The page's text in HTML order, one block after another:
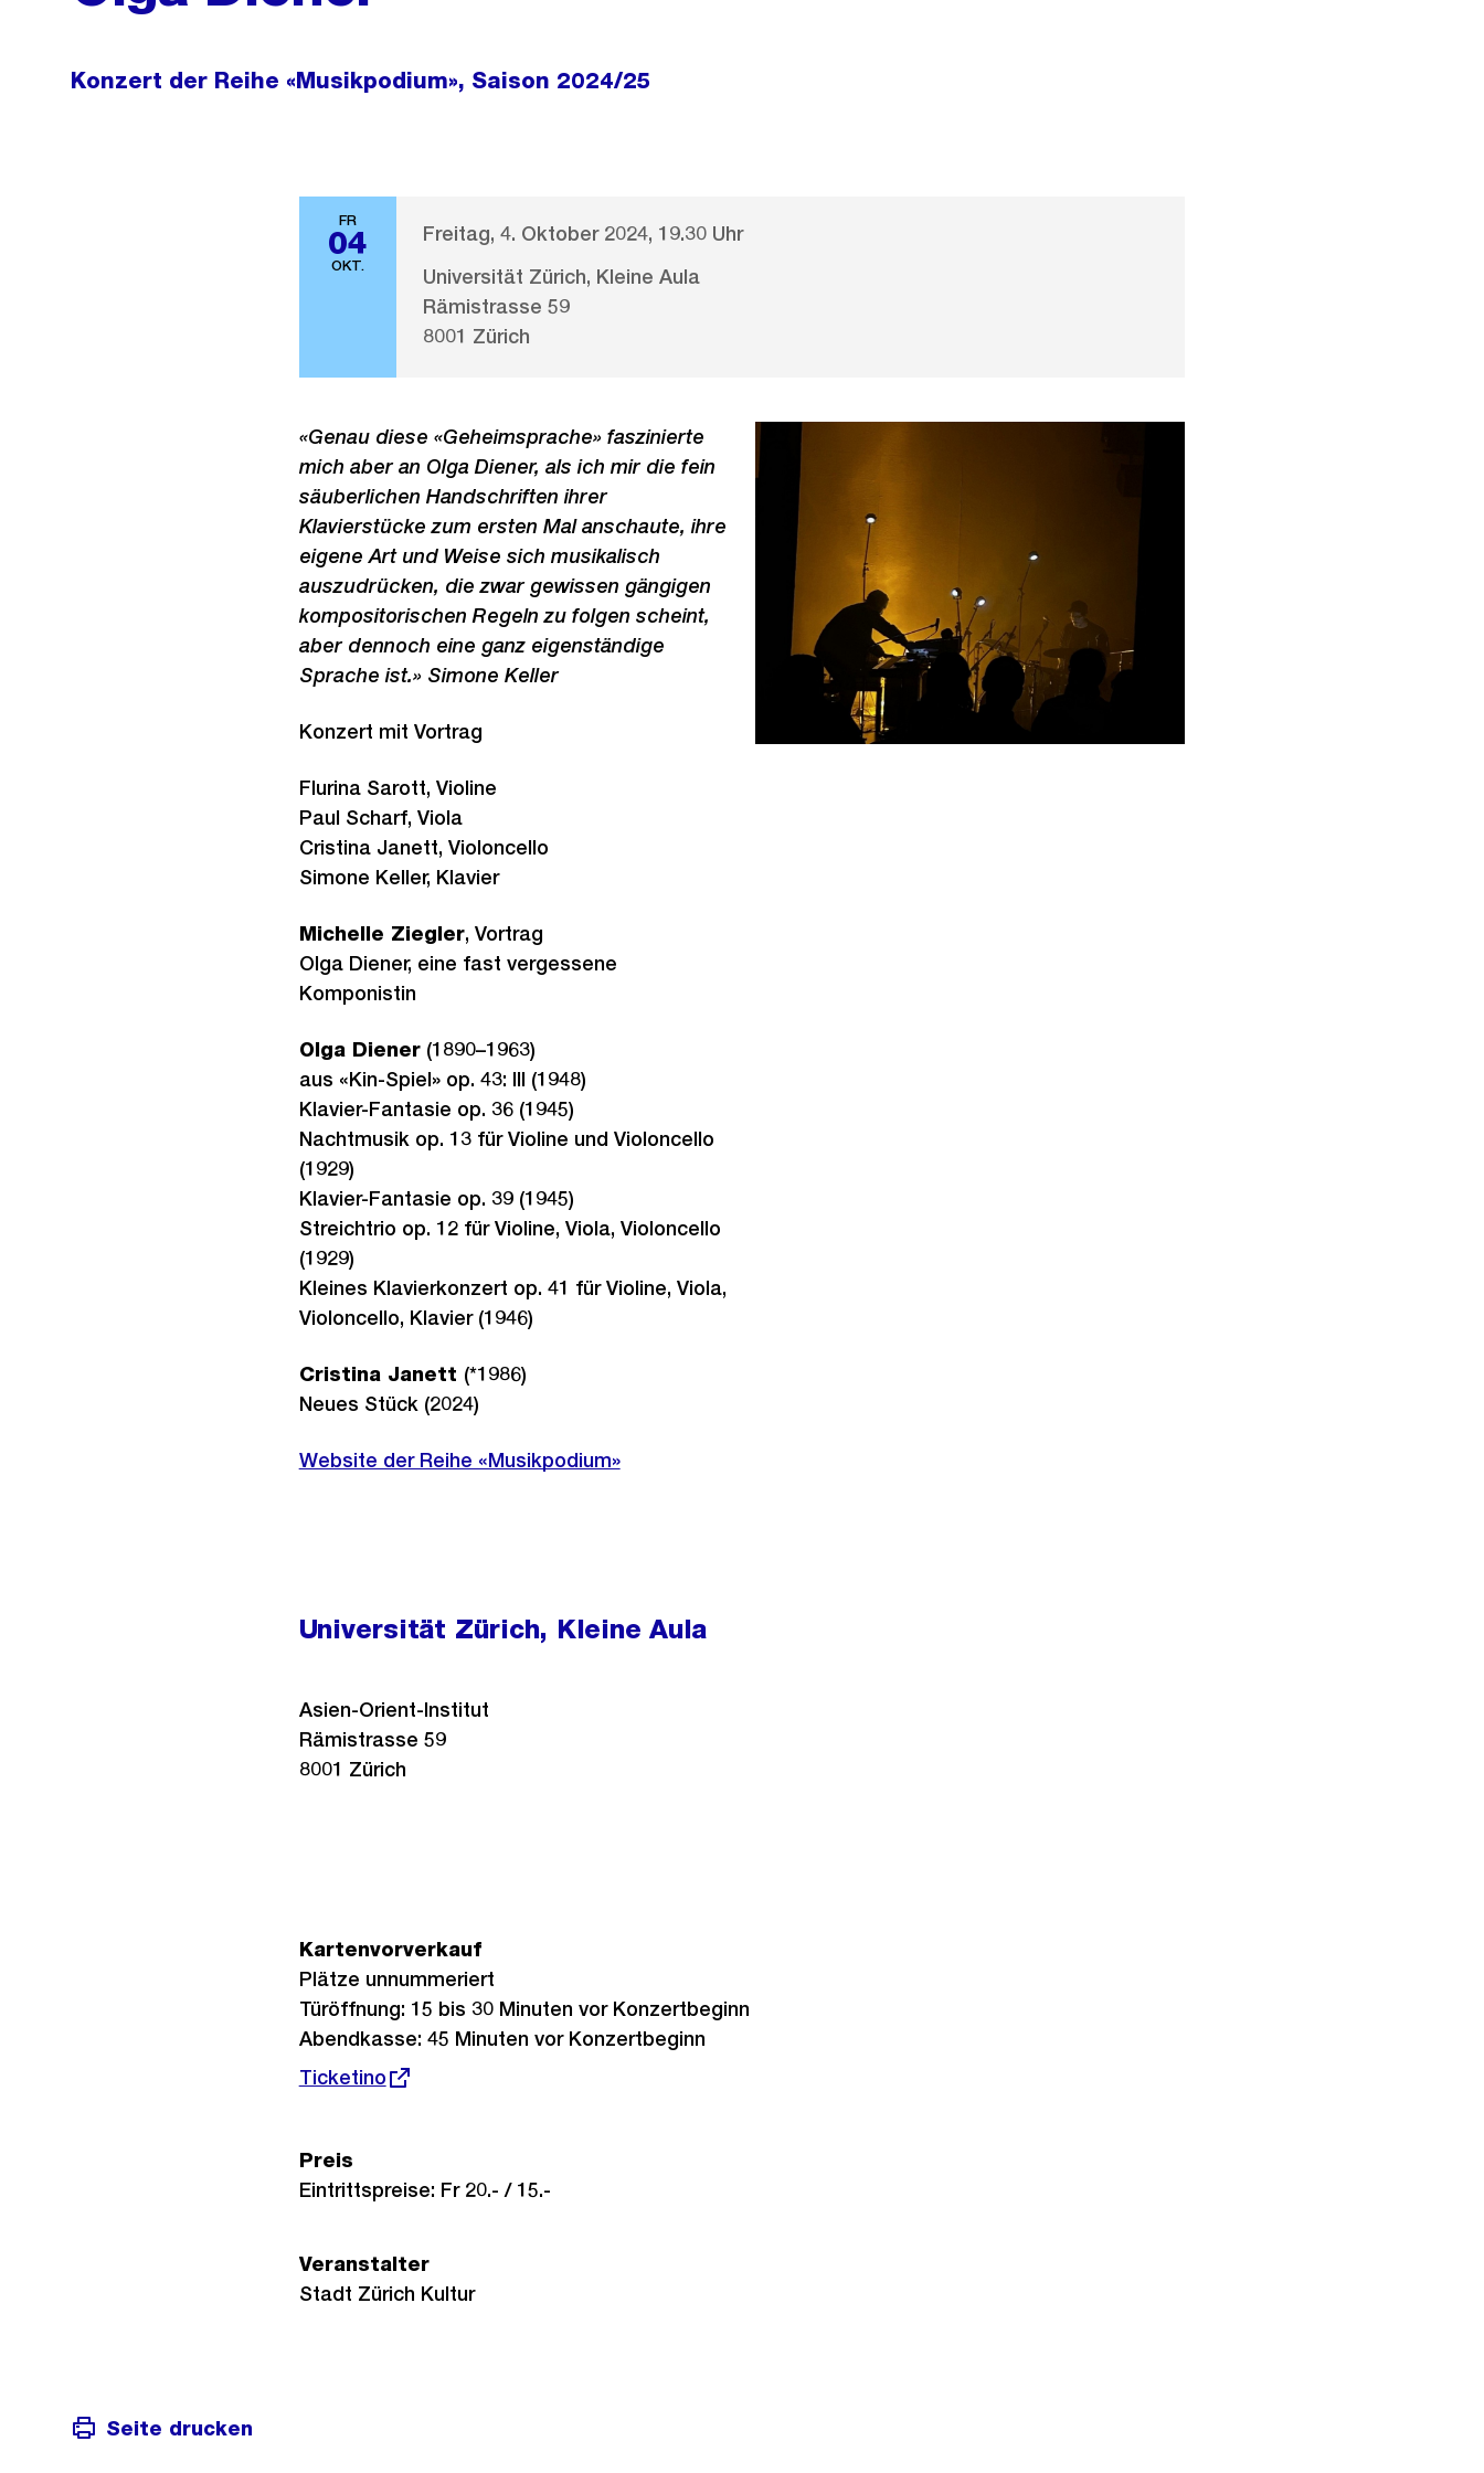
Konzert der Reihe «Musikpodium», Saison 2024/25
FR
04
OKT.
Freitag, 4. Oktober 2024, 19.30 Uhr
Universität Zürich, Kleine Aula
Rämistrasse 59
8001 Zürich
«Genau diese «Geheimsprache» faszinierte
mich aber an Olga Diener, als ich mir die fein
säuberlichen Handschriften ihrer
Klavierstücke zum ersten Mal anschaute, ihre
eigene Art und Weise sich musikalisch
auszudrücken, die zwar gewissen gängigen
kompositorischen Regeln zu folgen scheint,
aber dennoch eine ganz eigenständige
Sprache ist.» Simone Keller
Konzert mit Vortrag
Flurina Sarott, Violine
Paul Scharf, Viola
Cristina Janett, Violoncello
Simone Keller, Klavier
Michelle Ziegler, Vortrag
Olga Diener, eine fast vergessene
Komponistin
Olga Diener(1890–1963)
aus «Kin-Spiel» op. 43: III (1948)
Klavier-Fantasie op. 36 (1945)
Nachtmusik op. 13 für Violine und Violoncello
(1929)
Klavier-Fantasie op. 39 (1945)
Streichtrio op. 12 für Violine, Viola, Violoncello
(1929)
Kleines Klavierkonzert op. 41 für Violine, Viola,
Violoncello, Klavier (1946)
Cristina Janett (*1986)
Neues Stück (2024)
Website der Reihe «Musikpodium»
Universität Zürich, Kleine Aula
Asien-Orient-Institut
Rämistrasse 59
8001 Zürich
Kartenvorverkauf
Plätze unnummeriert
Türöffnung: 15 bis 30 Minuten vor Konzertbeginn
Abendkasse: 45 Minuten vor Konzertbeginn
Externer
Link:
Ticketino
Preis
Eintrittspreise: Fr 20.- / 15.-
Veranstalter
Stadt Zürich Kultur
Seite drucken